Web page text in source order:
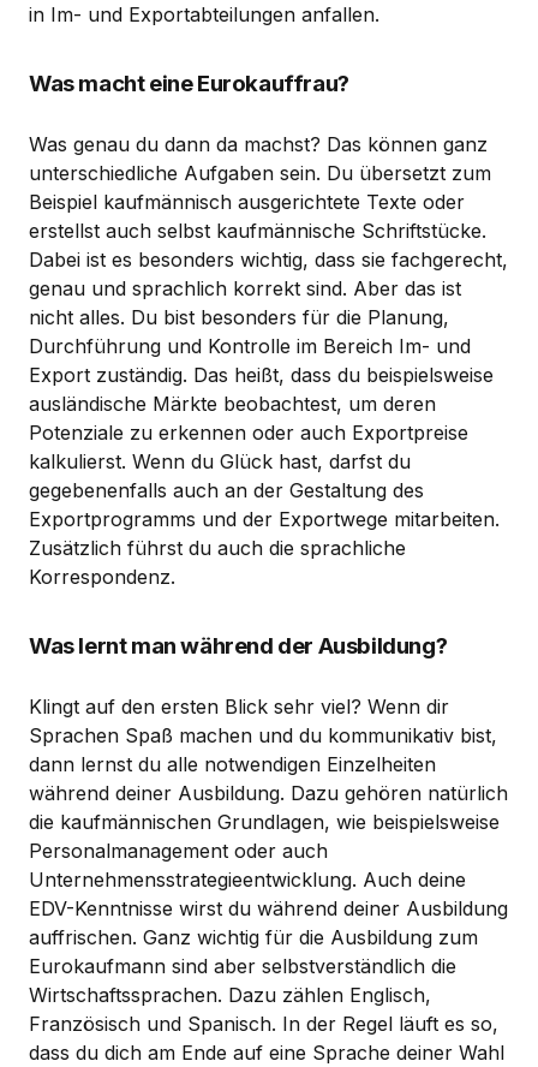
in Im- und Exportabteilungen anfallen.
Was macht eine Eurokauffrau?
Was genau du dann da machst? Das können ganz
unterschiedliche Aufgaben sein. Du übersetzt zum
Beispiel kaufmännisch ausgerichtete Texte oder
erstellst auch selbst kaufmännische Schriftstücke.
Dabei ist es besonders wichtig, dass sie fachgerecht,
genau und sprachlich korrekt sind. Aber das ist
nicht alles. Du bist besonders für die Planung,
Durchführung und Kontrolle im Bereich Im- und
Export zuständig. Das heißt, dass du beispielsweise
ausländische Märkte beobachtest, um deren
Potenziale zu erkennen oder auch Exportpreise
kalkulierst. Wenn du Glück hast, darfst du
gegebenenfalls auch an der Gestaltung des
Exportprogramms und der Exportwege mitarbeiten.
Zusätzlich führst du auch die sprachliche
Korrespondenz.
Was lernt man während der Ausbildung?
Klingt auf den ersten Blick sehr viel? Wenn dir
Sprachen Spaß machen und du kommunikativ bist,
dann lernst du alle notwendigen Einzelheiten
während deiner Ausbildung. Dazu gehören natürlich
die kaufmännischen Grundlagen, wie beispielsweise
Personalmanagement oder auch
Unternehmensstrategieentwicklung. Auch deine
EDV-Kenntnisse wirst du während deiner Ausbildung
auffrischen. Ganz wichtig für die Ausbildung zum
Eurokaufmann sind aber selbstverständlich die
Wirtschaftssprachen. Dazu zählen Englisch,
Französisch und Spanisch. In der Regel läuft es so,
dass du dich am Ende auf eine Sprache deiner Wahl